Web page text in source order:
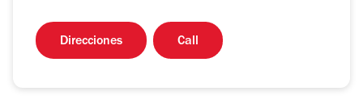
Direcciones Call